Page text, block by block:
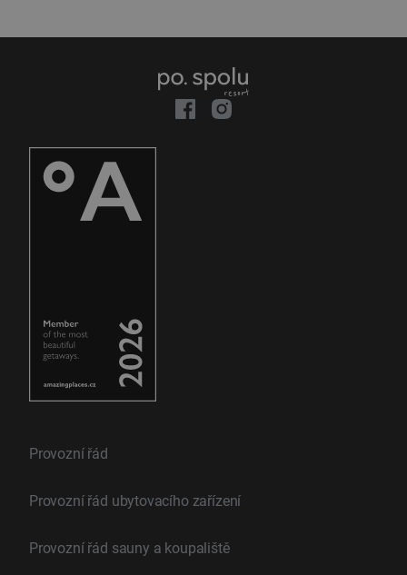
Provozní řád
Provozní řád ubytovacího zařízení
Provozní řád sauny a koupaliště